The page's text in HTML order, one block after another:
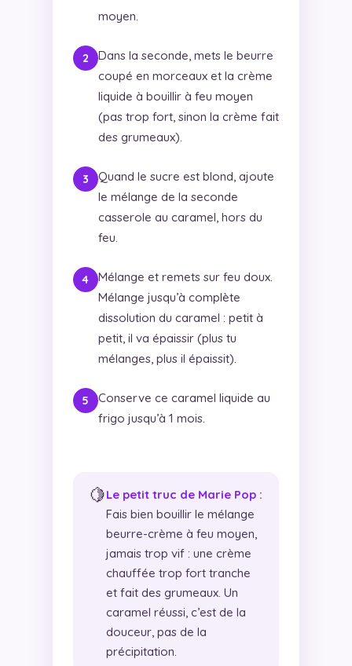
moyen.
Dans la seconde, mets le beurre
coupé en morceaux et la crème
liquide à bouillir à feu moyen
(pas trop fort, sinon la crème fait
des grumeaux).
Quand le sucre est blond, ajoute
le mélange de la seconde
casserole au caramel, hors du
feu.
Mélange et remets sur feu doux.
Mélange jusqu’à complète
dissolution du caramel : petit à
petit, il va épaissir (plus tu
mélanges, plus il épaissit).
Conserve ce caramel liquide au
frigo jusqu’à 1 mois.
🍋Le petit truc de Marie Pop :
Fais bien bouillir le mélange
beurre-crème à feu moyen,
jamais trop vif : une crème
chauffée trop fort tranche
et fait des grumeaux. Un
caramel réussi, c’est de la
douceur, pas de la
précipitation.